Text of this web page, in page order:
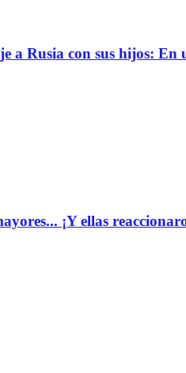
Rusia con sus hijos: En
¡Y ellas